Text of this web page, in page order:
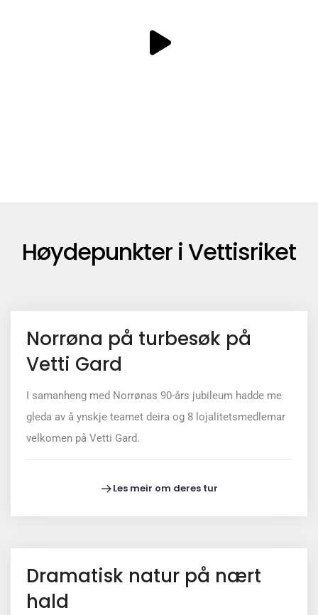
Høydepunkter i Vettisriket
Norrøna på turbesøk på
Vetti Gard
I samanheng med Norrønas 90-års jubileum hadde me
gleda av å ynskje teamet deira og 8 lojalitetsmedlemar
velkomen på Vetti Gard.
Les meir om deres tur
Dramatisk natur på nært
hald